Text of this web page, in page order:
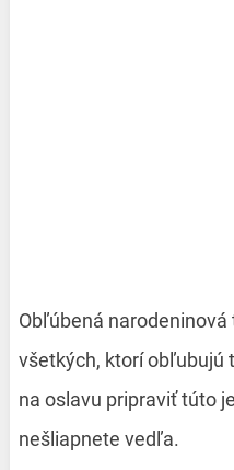
Obľúbená
všetkých, ktorí obľubujú
na oslavu pripraviť túto
nešliapnete vedľa.